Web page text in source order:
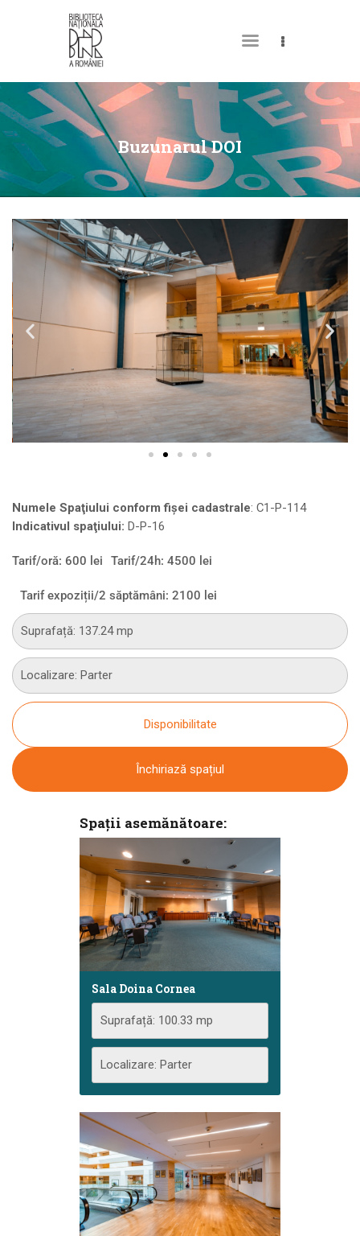
Buzunarul DOI
DESPRE NOI
PERMISUL MEU DE
BIBLIOTECĂ
CATALOAGE ȘI
COLECȚII
BIBLIOTECA DIGITALĂ
EVENIMENTE
CULTURALE
SPAȚII
NOUTĂȚI
Numele Spaţiului conform fişei cadastrale: C1-P-114
Indicativul spaţiului: D-P-16
Tarif/oră: 600 lei Tarif/24h: 4500 lei
Tarif expoziții/2 săptămâni: 2100 lei
Suprafață: 137.24 mp
Localizare: Parter
Disponibilitate
Închiriază spațiul
Spații asemănătoare:
Sala Doina Cornea
Suprafață: 100.33 mp
Localizare: Parter